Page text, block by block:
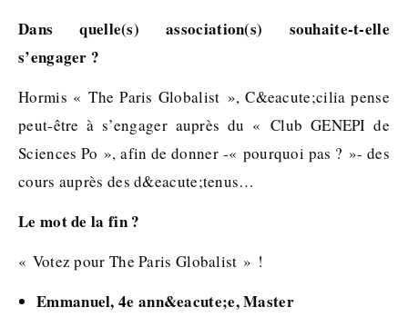
Dans quelle(s) association(s) souhaite-t-elle
s’engager ?
Hormis « The Paris Globalist », C&eacute;cilia pense
peut-être à s’engager auprès du « Club GENEPI de
Sciences Po », afin de donner -« pourquoi pas ? »- des
cours auprès des d&eacute;tenus…
Le mot de la fin ?
« Votez pour The Paris Globalist » !
Emmanuel, 4e ann&eacute;e, Master